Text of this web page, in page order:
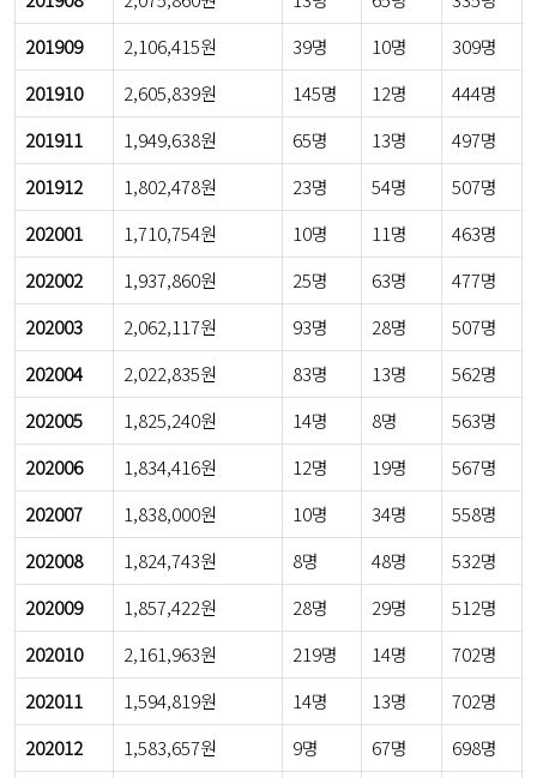
201909
2,106,415원 39명 10명
309명
201910
2,605,839원 145명 12명
444명
201911
1,949,638원 65명 13명
497명
201912
1,802,478원 23명 54명
507명
202001
1,710,754원 10명 11명
463명
202002
1,937,860원 25명 63명
477명
202003
2,062,117원 93명 28명
507명
202004
2,022,835원 83명 13명
562명
202005
1,825,240원 14명 8명
563명
202006
1,834,416원 12명 19명
567명
202007
1,838,000원 10명 34명
558명
202008
1,824,743원 8명 48명
532명
202009
1,857,422원 28명 29명
512명
202010
2,161,963원 219명 14명
702명
202011
1,594,819원 14명 13명
702명
202012
1,583,657원 9명 67명
698명